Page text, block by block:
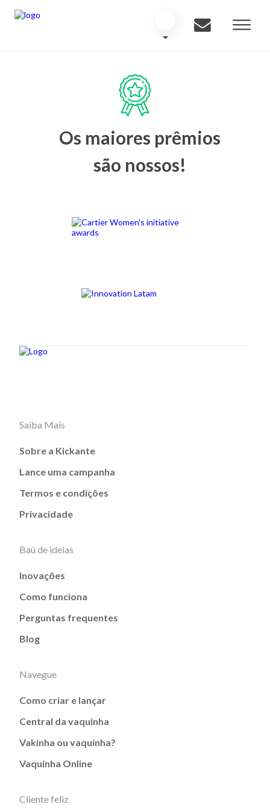
Os maiores prêmios
são nossos!
Saiba Mais
Sobre a Kickante
Lance uma campanha
Termos e condições
Privacidade
Baú de ideias
Inovações
Como funciona
Perguntas frequentes
Blog
Navegue
Como criar e lançar
Central da vaquinha
Vakinha ou vaquinha?
Vaquinha Online
Cliente feliz